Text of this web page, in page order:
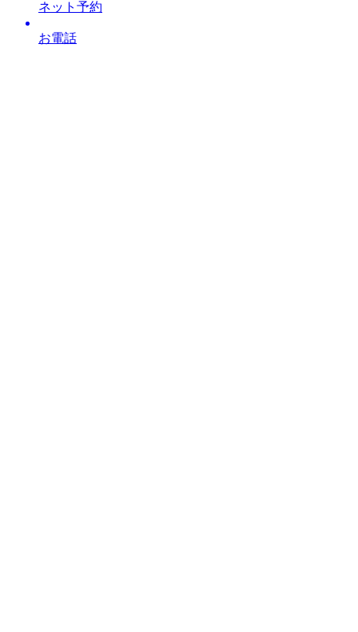
ネット予約
お電話